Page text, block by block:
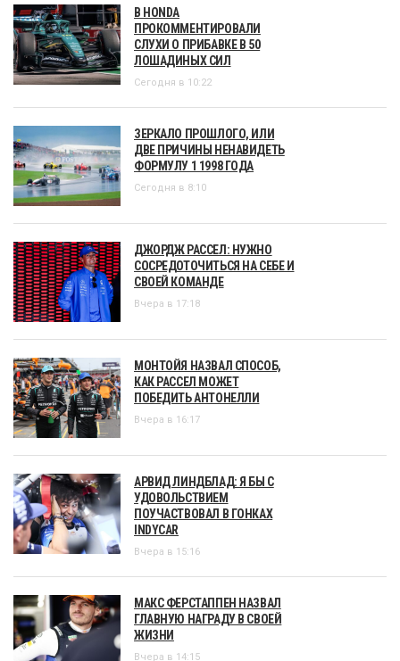
В HONDA
ПРОКОММЕНТИРОВАЛИ
СЛУХИ О ПРИБАВКЕ В 50
ЛОШАДИНЫХ СИЛ
Сегодня в 10:22
ЗЕРКАЛО ПРОШЛОГО, ИЛИ
ДВЕ ПРИЧИНЫ НЕНАВИДЕТЬ
ФОРМУЛУ 1 1998 ГОДА
Сегодня в 8:10
ДЖОРДЖ РАССЕЛ: НУЖНО
СОСРЕДОТОЧИТЬСЯ НА СЕБЕ И
СВОЕЙ КОМАНДЕ
Вчера в 17:18
МОНТОЙЯ НАЗВАЛ СПОСОБ,
КАК РАССЕЛ МОЖЕТ
ПОБЕДИТЬ АНТОНЕЛЛИ
Вчера в 16:17
АРВИД ЛИНДБЛАД: Я БЫ С
УДОВОЛЬСТВИЕМ
ПОУЧАСТВОВАЛ В ГОНКАХ
INDYCAR
Вчера в 15:16
МАКС ФЕРСТАППЕН НАЗВАЛ
ГЛАВНУЮ НАГРАДУ В СВОЕЙ
ЖИЗНИ
Вчера в 14:15